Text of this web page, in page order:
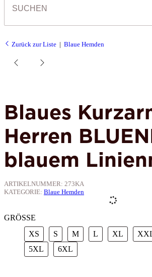
Zurück zur Liste Blaue Hemden
Blaues
Herren
blauem
ARTIKELNUMMER: 273KA
KATEGORIE: Blaue Hemden
GRÖSSE
XS
S MM L XL
5XL 5XL6XL